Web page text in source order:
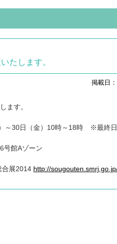
たします。
掲載日
ます。
）～30日（金）10時～18時 ※最終
号館Aゾーン
合展2014 http://